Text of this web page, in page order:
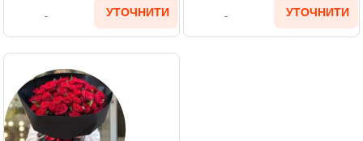
УТОЧНИТИ УТОЧНИТИ